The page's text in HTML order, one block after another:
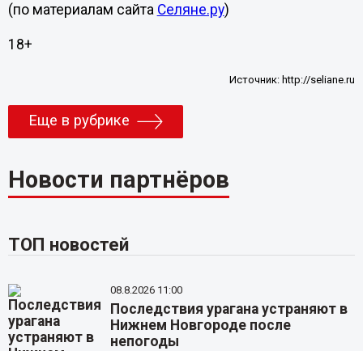
(по материалам сайта Селяне.ру)
18+
Источник: http://seliane.ru
Еще в рубрике
Новости партнёров
ТОП новостей
08.8.2026 11:00
Последствия урагана устраняют в
Нижнем Новгороде после
непогоды